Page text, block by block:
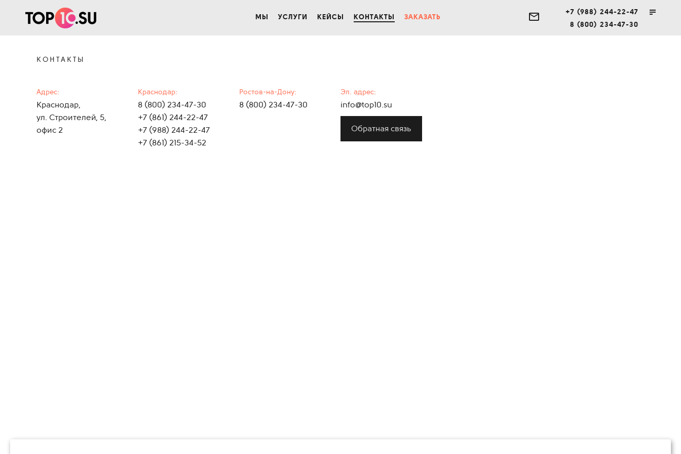
МЫ УСЛУГИ КЕЙСЫ КОНТАКТЫ ЗАКАЗАТЬ
+7 (988) 244-22-47
8 (800) 234-47-30
КОНТАКТЫ
Адрес:
Краснодар,
ул. Строителей, 5,
офис 2
Краснодар:
8 (800) 234-47-30
+7 (861) 244-22-47
+7 (988) 244-22-47
+7 (861) 215-34-52
Ростов-на-Дону:
8 (800) 234-47-30
Эл. адрес:
info@top10.su
Обратная связь